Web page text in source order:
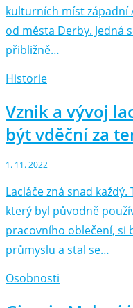
kulturních míst západní
od města Derby. Jedná
přibližně…
Historie
Vznik a vývoj
být vděční za
1. 11. 2022
Lacláče zná snad
který byl původně
pracovního oblečení, si
průmyslu a stal se…
Osobnosti